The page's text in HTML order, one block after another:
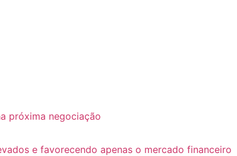
próxima negociação
e favorecendo apenas o mercado financeiro